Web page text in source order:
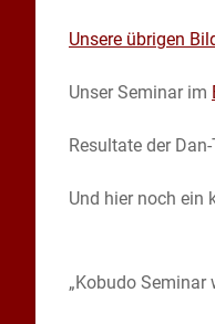
Unsere übrigen
Unser Seminar im
Resultate der
Und hier noch ein
„Kobudo Seminar